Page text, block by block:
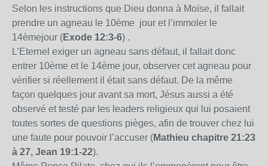
Selon les instructions que Dieu donna à Moïse, il fallait
prendre un agneau le 10ème jour et l’immoler le
14èmejour (Exode 12:3-6) .
L’Eternel exiger un agneau sans défaut, il fallait donc
entrer 10ème et le 14ème jour, observer cet agneau pour
vérifier si réellement il était sans défaut. De la même
façon quelques jour avant sa mort, Jésus aussi a été
observé et testé par les leaders religieux qui lui posaient
toutes sortes de questions pièges, afin de trouver chez lui
une faute pour pouvoir l’accuser (Mathieu chapitre 21:23
à 27, Jean 19:1-22).